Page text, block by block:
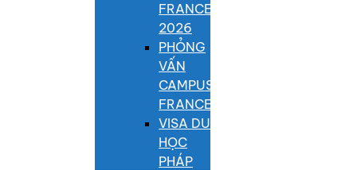
FRANCE
2026
PHỎNG
VẤN
CAMPUS
FRANCE
VISA DU
HỌC
PHÁP